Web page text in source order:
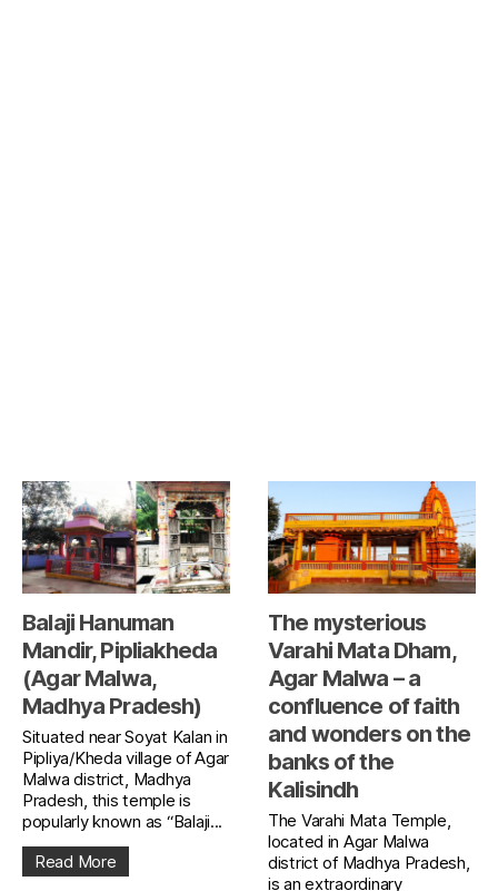
Balaji Hanuman
Mandir, Pipliakheda
(Agar Malwa,
Madhya Pradesh)
Situated near Soyat Kalan in
Pipliya/Kheda village of Agar
Malwa district, Madhya
Pradesh, this temple is
popularly known as “Balaji...
Read More
The mysterious
Varahi Mata Dham,
Agar Malwa – a
confluence of faith
and wonders on the
banks of the
Kalisindh
The Varahi Mata Temple,
located in Agar Malwa
district of Madhya Pradesh,
is an extraordinary